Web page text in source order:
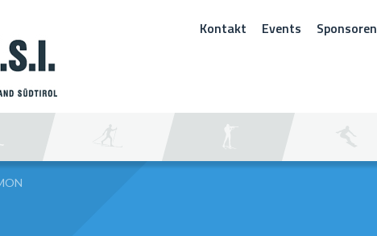
Kontakt Events Sponsoren